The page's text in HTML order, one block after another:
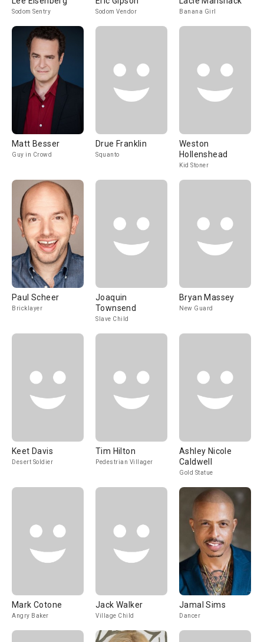
Sodom Sentry Sodom Vendor Banana Girl
Matt Besser
Guy in Crowd
Drue Franklin
Squanto
Weston
Hollenshead
Kid Stoner
Paul Scheer
Bricklayer
Joaquin
Townsend
Slave Child
Bryan Massey
New Guard
Keet Davis
Desert Soldier
Tim Hilton
Pedestrian Villager
Ashley Nicole
Caldwell
Gold Statue
Mark Cotone
Angry Baker
Jack Walker
Village Child
Jamal Sims
Dancer